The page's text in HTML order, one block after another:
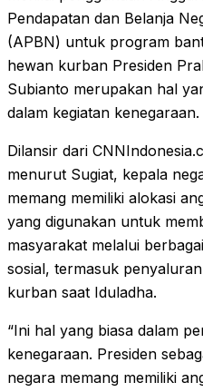
Pendapatan dan Belanja
(APBN) untuk program
hewan kurban Presiden
Subianto merupakan hal
dalam kegiatan kenegaraan.
Dilansir dari
menurut Sugiat, kepala
memang memiliki alokasi
yang digunakan untuk
masyarakat melalui
sosial, termasuk
kurban saat Iduladha.
“Ini hal yang biasa dalam
kenegaraan. Presiden
negara memang memiliki